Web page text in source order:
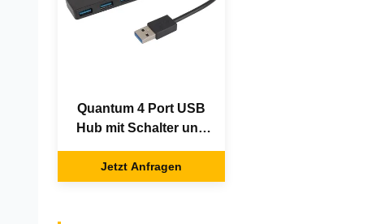
Quantum 4 Port USB
Hub mit Schalter und
Jetzt Anfragen